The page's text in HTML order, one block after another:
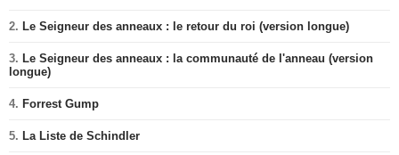
2. Le Seigneur des anneaux : le retour du roi (version longue)
3. Le Seigneur des anneaux : la communauté de l'anneau (version
longue)
4. Forrest Gump
5. La Liste de Schindler